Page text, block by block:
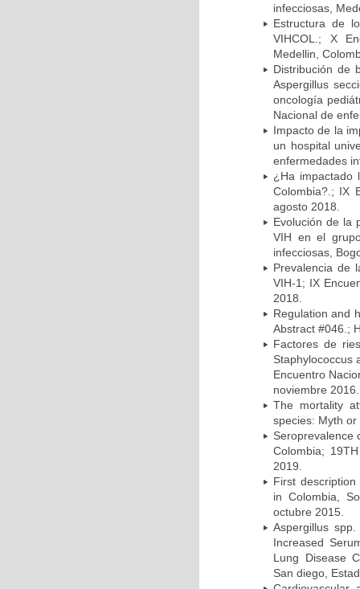
infecciosas,
Estructura de
VIHCOL.; X
Medellin,
Distribución de
Aspergillus
oncología
Nacional de
Impacto de la
un hospital
enfermedades
¿Ha impactado
Colombia?.; IX
agosto 2018.
Evolución de la
VIH en el
infecciosas,
Prevalencia de
VIH-1; IX
2018.
Regulation and
Abstract #046.;
Factores de
Staphylococcus
Encuentro
noviembre 2016.
The mortality
species: Myth
Seroprevalence
Colombia;
2019.
First
in Colombia,
octubre 2015.
Aspergillus
Increased
Lung Disease
San diego,